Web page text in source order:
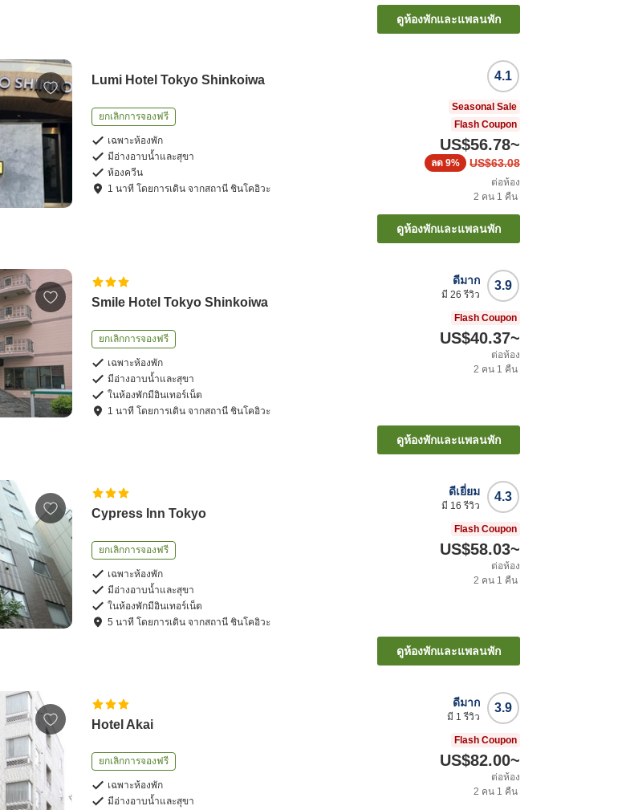
ดูห้องพักและแพลนพัก
Lumi Hotel Tokyo Shinkoiwa
ยกเลิกการจองฟรี
เฉพาะห้องพัก
มีอ่างอาบน้ำและสุขา
ห้องควีน
1 นาที โดยการเดิน จากสถานี ชินโคอิวะ
4.1
Seasonal Sale
Flash Coupon
US$56.78~
US$63.08
ลด 9%
ต่อห้อง
2 คน 1 คืน
ดูห้องพักและแพลนพัก
Smile Hotel Tokyo Shinkoiwa
ยกเลิกการจองฟรี
เฉพาะห้องพัก
มีอ่างอาบน้ำและสุขา
ในห้องพักมีอินเทอร์เน็ต
1 นาที โดยการเดิน จากสถานี ชินโคอิวะ
3.9
ดีมาก
มี 26 รีวิว
Flash Coupon
US$40.37~
ต่อห้อง
2 คน 1 คืน
ดูห้องพักและแพลนพัก
Cypress Inn Tokyo
ยกเลิกการจองฟรี
เฉพาะห้องพัก
มีอ่างอาบน้ำและสุขา
ในห้องพักมีอินเทอร์เน็ต
5 นาที โดยการเดิน จากสถานี ชินโคอิวะ
4.3
ดีเยี่ยม
มี 16 รีวิว
Flash Coupon
US$58.03~
ต่อห้อง
2 คน 1 คืน
ดูห้องพักและแพลนพัก
Hotel Akai
ยกเลิกการจองฟรี
เฉพาะห้องพัก
มีอ่างอาบน้ำและสุขา
3.9
ดีมาก
มี 1 รีวิว
Flash Coupon
US$82.00~
ต่อห้อง
2 คน 1 คืน